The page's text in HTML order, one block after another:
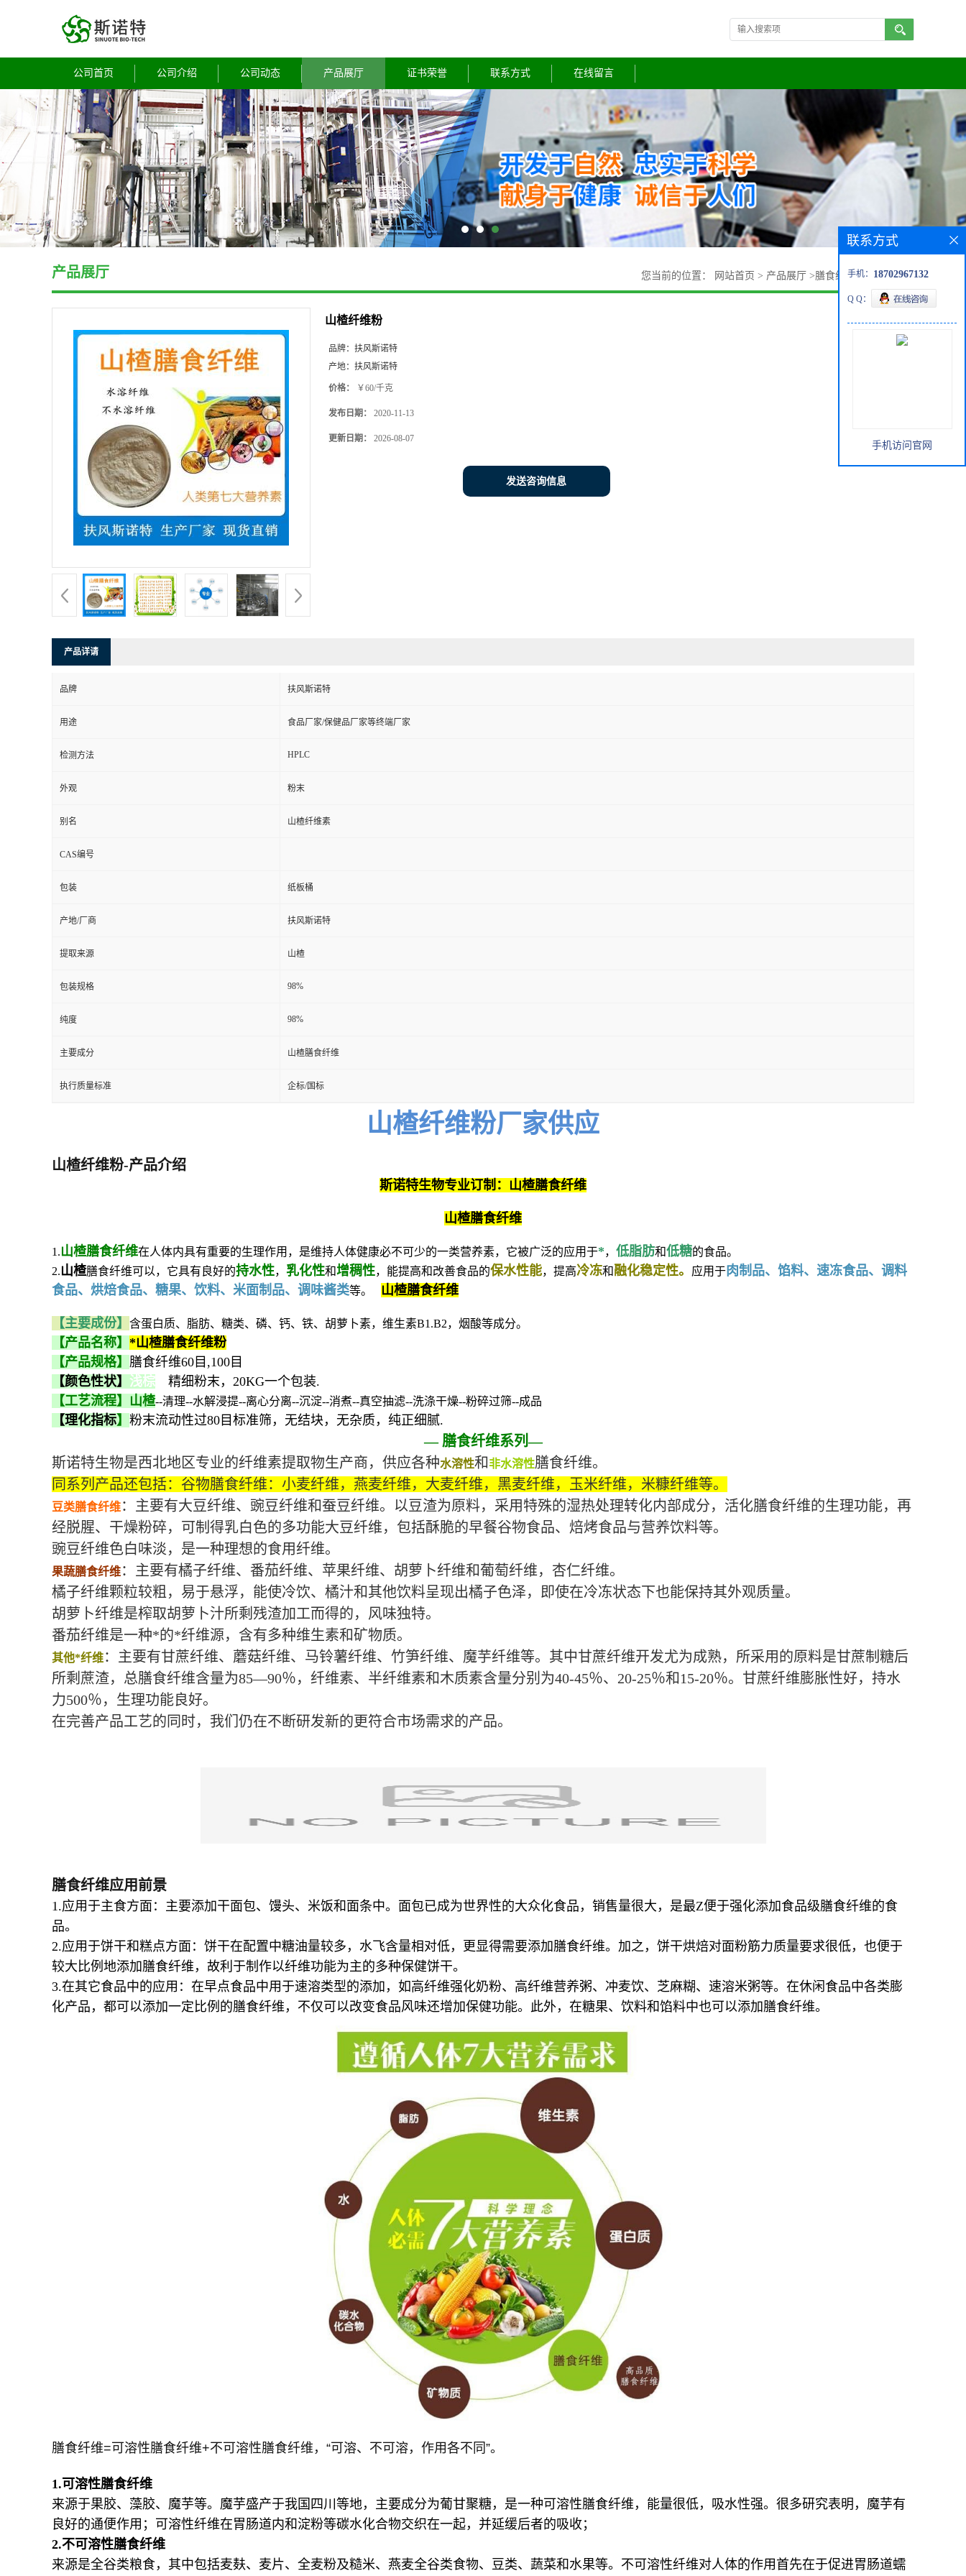
公司首页 公司介绍 公司动态 产品展厅 证书荣誉 联系方式 在线留言
产品展厅 您当前的位置： 网站首页 > 产品展厅 >膳食纤维>山楂纤维粉
山楂纤维粉
品牌： 扶风斯诺特
产地： 扶风斯诺特
价格： ￥60/千克
发布日期： 2020-11-13
更新日期： 2026-08-07
发送咨询信息
产品详请
品牌 扶风斯诺特
用途 食品厂家/保健品厂家等终端厂家
检测方法 HPLC
外观 粉末
别名 山楂纤维素
CAS编号
包装 纸板桶
产地/厂商 扶风斯诺特
提取来源 山楂
包装规格 98%
纯度 98%
主要成分 山楂膳食纤维
执行质量标准 企标/国标
山楂纤维粉厂家供应
山楂纤维粉-产品介绍
斯诺特生物专业订制：山楂膳食纤维
山楂膳食纤维
1.山楂膳食纤维在人体内具有重要的生理作用，是维持人体健康必不可少的一类营养素，它被广泛的应用于*， 低脂肪和低糖的食品。
2.山楂膳食纤维可以，它具有良好的持水性， 乳化性和增稠性，能提高和改善食品的保水性能，提高冷冻和融化稳定性。 应用于肉制品、馅料、速冻食品、调料
食品、烘焙食品、糖果、饮料、米面制品、调味酱类等。 山楂膳食纤维
【主要成份】 含蛋白质、脂肪、糖类、磷、钙、铁、胡萝卜素，维生素B1.B2，烟酸等成分。
【产品名称】 *山楂膳食纤维粉
【产品规格】 膳食纤维60目,100目
【颜色性状】 浅棕
精细粉末，20KG一个包装.
【工艺流程】山楂--清理--水解浸提--离心分离--沉淀--消煮--真空抽滤--洗涤干燥--粉碎过筛--成品
【理化指标】 粉末流动性过80目标准筛，无结块，无杂质，纯正细腻.
— 膳食纤维系列—
斯诺特生物是西北地区专业的纤维素提取物生产商，供应各种水溶性和非水溶性膳食纤维。
同系列产品还包括：谷物膳食纤维：小麦纤维，燕麦纤维，大麦纤维，黑麦纤维，玉米纤维，米糠纤维等。
豆类膳食纤维：主要有大豆纤维、豌豆纤维和蚕豆纤维。以豆渣为原料，采用特殊的湿热处理转化内部成分，活化膳食纤维的生理功能，再
经脱腥、干燥粉碎，可制得乳白色的多功能大豆纤维，包括酥脆的早餐谷物食品、焙烤食品与营养饮料等。
豌豆纤维色白味淡，是一种理想的食用纤维。
果蔬膳食纤维：主要有橘子纤维、番茄纤维、苹果纤维、胡萝卜纤维和葡萄纤维，杏仁纤维。
橘子纤维颗粒较粗，易于悬浮，能使冷饮、橘汁和其他饮料呈现出橘子色泽，即使在冷冻状态下也能保持其外观质量。
胡萝卜纤维是榨取胡萝卜汁所剩残渣加工而得的，风味独特。
番茄纤维是一种*的*纤维源，含有多种维生素和矿物质。
其他*纤维：主要有甘蔗纤维、蘑菇纤维、马铃薯纤维、竹笋纤维、魔芋纤维等。其中甘蔗纤维开发尤为成熟，所采用的原料是甘蔗制糖后
所剩蔗渣，总膳食纤维含量为85—90％，纤维素、半纤维素和木质素含量分别为40-45％、20-25％和15-20％。甘蔗纤维膨胀性好，持水
力500％，生理功能良好。
在完善产品工艺的同时，我们仍在不断研发新的更符合市场需求的产品。
膳食纤维应用前景
1.应用于主食方面：主要添加干面包、馒头、米饭和面条中。面包已成为世界性的大众化食品，销售量很大，是最Z便于强化添加食品级膳食纤维的食
品。
2.应用于饼干和糕点方面：饼干在配置中糖油量较多，水飞含量相对低，更显得需要添加膳食纤维。加之，饼干烘焙对面粉筋力质量要求很低，也便于
较大比例地添加膳食纤维，故利于制作以纤维功能为主的多种保健饼干。
3.在其它食品中的应用：在早点食品中用于速溶类型的添加，如高纤维强化奶粉、高纤维营养粥、冲麦饮、芝麻糊、速溶米粥等。在休闲食品中各类膨
化产品，都可以添加一定比例的膳食纤维，不仅可以改变食品风味还增加保健功能。此外，在糖果、饮料和馅料中也可以添加膳食纤维。
膳食纤维=可溶性膳食纤维+不可溶性膳食纤维，“可溶、不可溶，作用各不同”。
1.可溶性膳食纤维
来源于果胶、藻胶、魔芋等。魔芋盛产于我国四川等地，主要成分为葡甘聚糖，是一种可溶性膳食纤维，能量很低，吸水性强。很多研究表明，魔芋有
良好的通便作用；可溶性纤维在胃肠道内和淀粉等碳水化合物交织在一起，并延缓后者的吸收；
2.不可溶性膳食纤维
来源是全谷类粮食，其中包括麦麸、麦片、全麦粉及糙米、燕麦全谷类食物、豆类、蔬菜和水果等。不可溶性纤维对人体的作用首先在于促进胃肠道蠕
联系方式
手机： 18702967132
Q Q：
手机访问官网